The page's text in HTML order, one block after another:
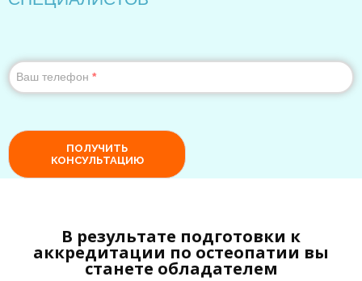
В результате подготовки к
аккредитации по остеопатии вы
станете обладателем